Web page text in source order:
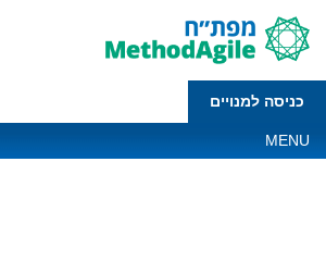
כניסה למנויים
MENU